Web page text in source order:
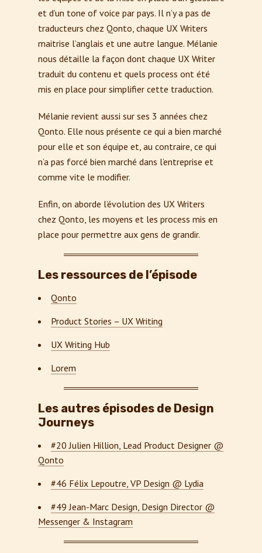
et d’un tone of voice par pays. Il n’y a pas de
traducteurs chez Qonto, chaque UX Writers
maitrise l’anglais et une autre langue. Mélanie
nous détaille la façon dont chaque UX Writer
traduit du contenu et quels process ont été
mis en place pour simplifier cette traduction.
Mélanie revient aussi sur ses 3 années chez
Qonto. Elle nous présente ce qui a bien marché
pour elle et son équipe et, au contraire, ce qui
n’a pas forcé bien marché dans l’entreprise et
comme vite le modifier.
Enfin, on aborde l’évolution des UX Writers
chez Qonto, les moyens et les process mis en
place pour permettre aux gens de grandir.
Les ressources de l’épisode
Qonto
Product Stories – UX Writing
UX Writing Hub
Lorem
Les autres épisodes de Design
Journeys
#20 Julien Hillion, Lead Product Designer @
Qonto
#46 Félix Lepoutre, VP Design @ Lydia
#49 Jean-Marc Design, Design Director @
Messenger & Instagram